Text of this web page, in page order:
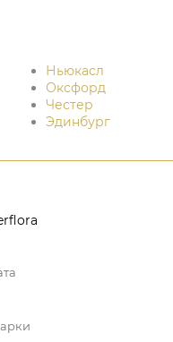
Ньюкасл
Оксфорд
Честер
Эдинбург